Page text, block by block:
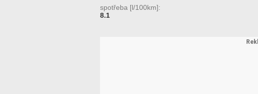
spotřeba [l/100km]:
8.1